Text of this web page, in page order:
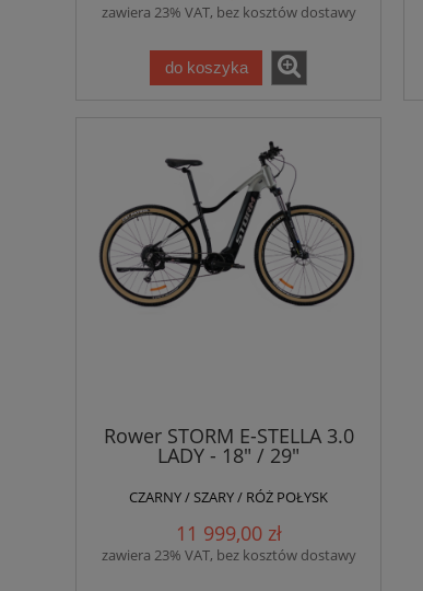
zawiera 23% VAT, bez kosztów dostawy
do koszyka
Rower STORM E-STELLA 3.0
LADY - 18" / 29"
CZARNY / SZARY / RÓŻ POŁYSK
11 999,00 zł
zawiera 23% VAT, bez kosztów dostawy